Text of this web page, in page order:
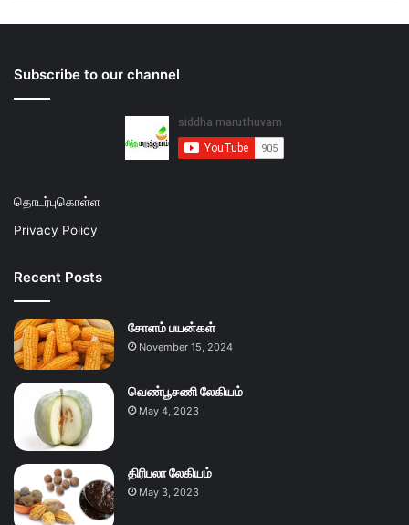
Subscribe to our channel
தொடர்புகொள்ள
Privacy Policy
Recent Posts
சோளம் பயன்கள்
November 15, 2024
வெண்பூசணி லேகியம்
May 4, 2023
திரிபலா லேகியம்
May 3, 2023